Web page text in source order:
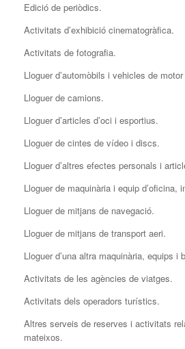
Edició de periòdics.
Activitats d’exhibició cinematogràfica.
Activitats de fotografia.
Lloguer d’automòbils i vehicles de
Lloguer de camions.
Lloguer d’articles d’oci i esportius.
Lloguer de cintes de vídeo i discs.
Lloguer d’altres efectes personals i
Lloguer de maquinària i equip d’oficina,
Lloguer de mitjans de navegació.
Lloguer de mitjans de transport aeri.
Lloguer d’una altra maquinària, equips i
Activitats de les agències de viatges.
Activitats dels operadors turístics.
Altres serveis de reserves i activitats
mateixos.